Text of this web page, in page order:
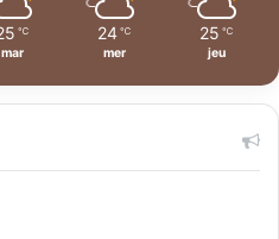
℃
mar
24 ℃
mer
25 ℃
jeu